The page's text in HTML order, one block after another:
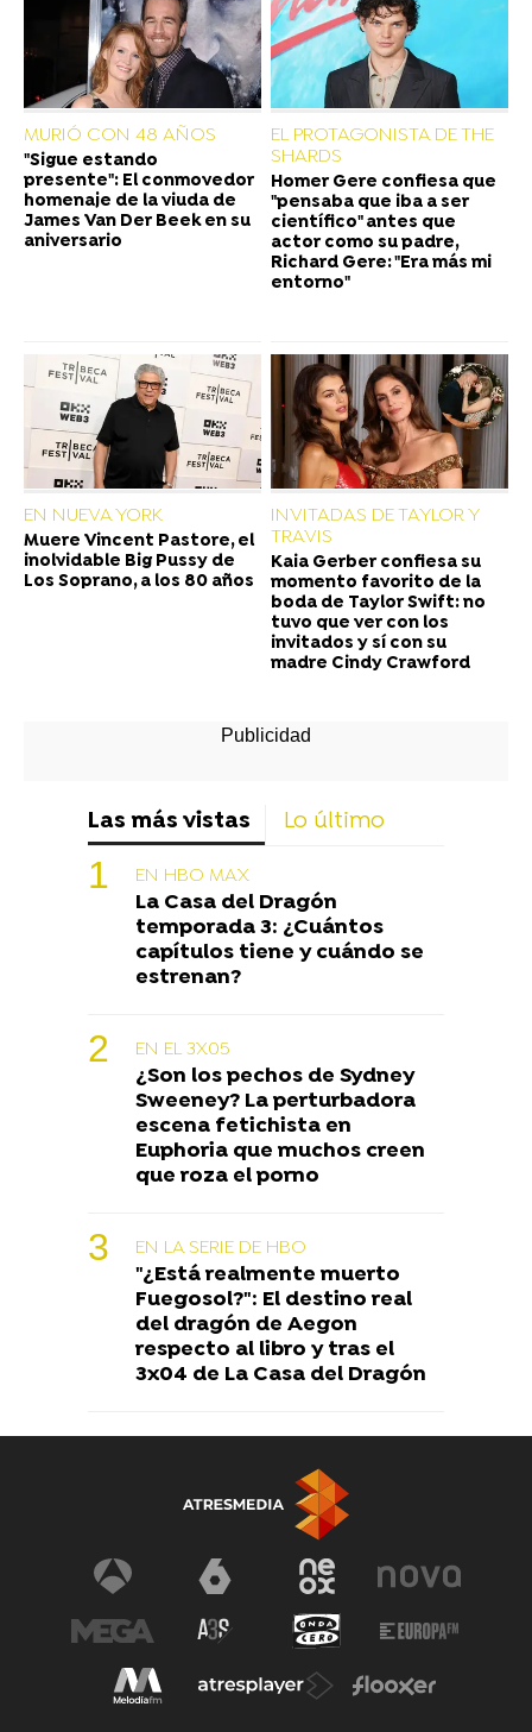
MURIÓ CON 48 AÑOS
"Sigue estando
presente": El conmovedor
homenaje de la viuda de
James Van Der Beek en su
aniversario
EL PROTAGONISTA DE THE
SHARDS
Homer Gere confiesa que
"pensaba que iba a ser
científico" antes que
actor como su padre,
Richard Gere: "Era más mi
entorno"
EN NUEVA YORK
Muere Vincent Pastore, el
inolvidable Big Pussy de
Los Soprano, a los 80 años
INVITADAS DE TAYLOR Y
TRAVIS
Kaia Gerber confiesa su
momento favorito de la
boda de Taylor Swift: no
tuvo que ver con los
invitados y sí con su
madre Cindy Crawford
Las más vistas Lo último
EN HBO MAX
La Casa del Dragón
temporada 3: ¿Cuántos
capítulos tiene y cuándo se
estrenan?
EN EL 3X05
¿Son los pechos de Sydney
Sweeney? La perturbadora
escena fetichista en
Euphoria que muchos creen
que roza el porno
EN LA SERIE DE HBO
"¿Está realmente muerto
Fuegosol?": El destino real
del dragón de Aegon
respecto al libro y tras el
3x04 de La Casa del Dragón